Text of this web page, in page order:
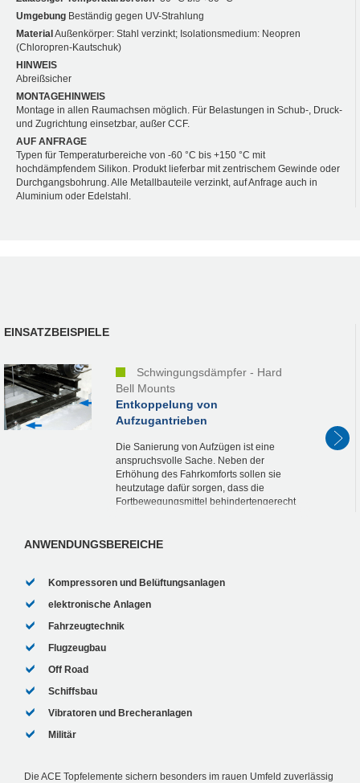
Umgebung Beständig gegen UV-Strahlung
Material Außenkörper: Stahl verzinkt; Isolationsmedium: Neopren
(Chloropren-Kautschuk)
HINWEIS
Abreißsicher
MONTAGEHINWEIS
Montage in allen Raumachsen möglich. Für Belastungen in Schub-, Druck-
und Zugrichtung einsetzbar, außer CCF.
AUF ANFRAGE
Typen für Temperaturbereiche von -60 °C bis +150 °C mit
hochdämpfendem Silikon. Produkt lieferbar mit zentrischem Gewinde oder
Durchgangsbohrung. Alle Metallbauteile verzinkt, auf Anfrage auch in
Aluminium oder Edelstahl.
EINSATZBEISPIELE
Schwingungsdämpfer - Hard
Bell Mounts
Entkoppelung von
Aufzugantrieben
Die Sanierung von Aufzügen ist eine
anspruchsvolle Sache. Neben der
Erhöhung des Fahrkomforts sollen sie
heutzutage dafür sorgen, dass die
Fortbewegungsmittel behindertengerecht
ANWENDUNGSBEREICHE
Kompressoren und Belüftungsanlagen
elektronische Anlagen
Fahrzeugtechnik
Flugzeugbau
Off Road
Schiffsbau
Vibratoren und Brecheranlagen
Militär
Die ACE Topfelemente sichern besonders im rauen Umfeld zuverlässig